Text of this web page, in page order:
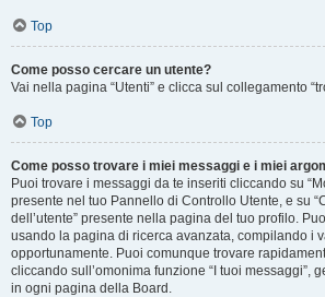
Top
Come posso cercare un utente?
Vai nella pagina “Utenti” e clicca sul collegamento
Top
Come posso trovare i miei messaggi e i miei
Puoi trovare i messaggi da te inseriti cliccando su
presente nel tuo Pannello di Controllo Utente, e su
dell’utente” presente nella pagina del tuo profilo.
usando la pagina di ricerca avanzata, compilando i
opportunamente. Puoi comunque trovare
cliccando sull’omonima funzione “I tuoi messaggi”,
in ogni pagina della Board.